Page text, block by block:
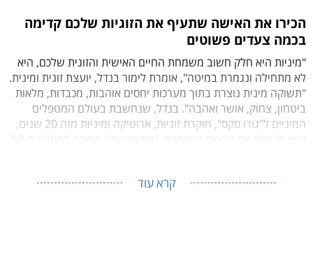
הכירו את האישה שתעיף את הזוגיות שלכם קדימה
בכמה צעדים פשוטים
"מיניות היא חלק חשוב משמחת החיים האישית והזוגית שלכם, היא
לא מתחילה ונגמרת במיטה", אומרת לימור בנדל, יועצת זוגית ומינית.
"תשוקה מינית נוצרת בתוך מערכות יחסים אוהבות, מכבדות, מלאות
ביטחון, צחוק, אושר ואהבה". בנדל, שנחשבת בעולם המטפלים
המיניים ל"גורו סקס", חוקרת זוגיות, ארוטיקה ומיניות מזה 20 שנים,
קרא עוד